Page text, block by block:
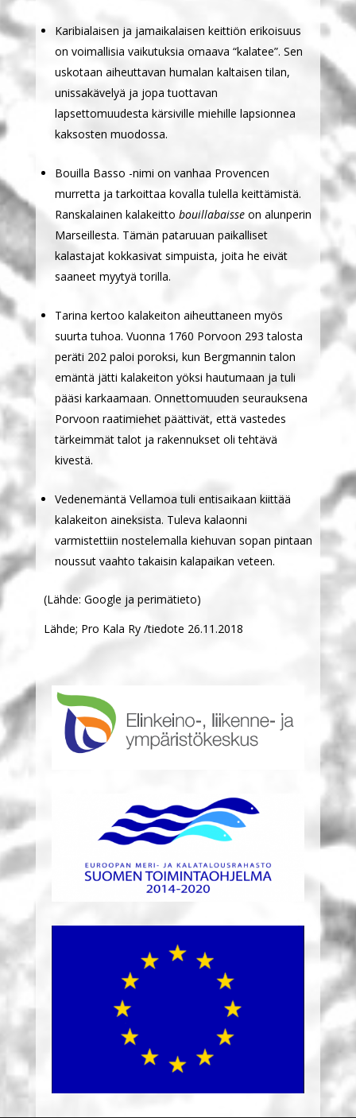
Karibialaisen ja jamaikalaisen keittiön erikoisuus
on voimallisia vaikutuksia omaava “kalatee”. Sen
uskotaan aiheuttavan humalan kaltaisen tilan,
unissakävelyä ja jopa tuottavan
lapsettomuudesta kärsiville miehille lapsionnea
kaksosten muodossa.
Bouilla Basso -nimi on vanhaa Provencen
murretta ja tarkoittaa kovalla tulella keittämistä.
Ranskalainen kalakeitto bouillabaisseon alunperin
Marseillesta. Tämän pataruuan paikalliset
kalastajat kokkasivat simpuista, joita he eivät
saaneet myytyä torilla.
Tarina kertoo kalakeiton aiheuttaneen myös
suurta tuhoa. Vuonna 1760 Porvoon 293 talosta
peräti 202 paloi poroksi, kun Bergmannin talon
emäntä jätti kalakeiton yöksi hautumaan ja tuli
pääsi karkaamaan. Onnettomuuden seurauksena
Porvoon raatimiehet päättivät, että vastedes
tärkeimmät talot ja rakennukset oli tehtävä
kivestä.
Vedenemäntä Vellamoa tuli entisaikaan kiittää
kalakeiton aineksista. Tuleva kalaonni
varmistettiin nostelemalla kiehuvan sopan pintaan
noussut vaahto takaisin kalapaikan veteen.
(Lähde: Google ja perimätieto)
Lähde; Pro Kala Ry /tiedote 26.11.2018